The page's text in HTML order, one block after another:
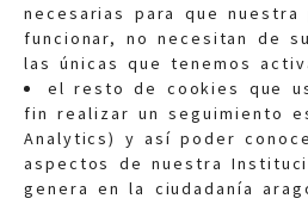
necesarias para que nuestra
funcionar, no necesitan de
las únicas que tenemos
el resto de cookies que
fin realizar un seguimiento
Analytics) y así poder
aspectos de nuestra
genera en la ciudadanía
Quejas:
Información
Teléfonos:900 210